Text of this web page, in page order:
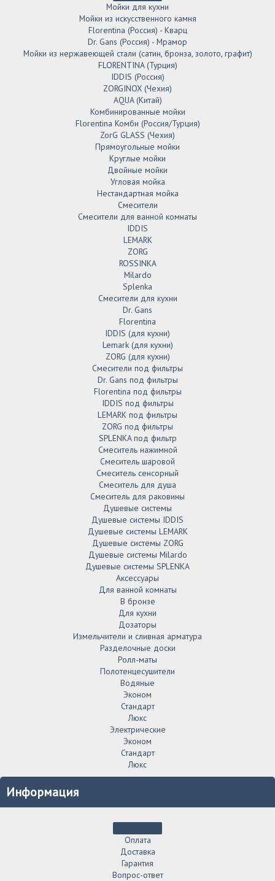
Мойки для кухни
Мойки из искусственного камня
Florentina (Россия) - Кварц
Dr. Gans (Россия) - Мрамор
Мойки из нержавеющей стали (сатин, бронза, золото, графит)
FLORENTINA (Турция)
IDDIS (Россия)
ZORGINOX (Чехия)
AQUA (Китай)
Комбинированные мойки
Florentina Комби (Россия/Турция)
ZorG GLASS (Чехия)
Прямоугольные мойки
Круглые мойки
Двойные мойки
Угловая мойка
Нестандартная мойка
Смесители
Смесители для ванной комнаты
IDDIS
LEMARK
ZORG
ROSSINKA
Milardo
Splenka
Смесители для кухни
Dr. Gans
Florentina
IDDIS (для кухни)
Lemark (для кухни)
ZORG (для кухни)
Смесители под фильтры
Dr. Gans под фильтры
Florentina под фильтры
IDDIS под фильтры
LEMARK под фильтры
ZORG под фильтры
SPLENKA под фильтр
Смеситель нажимной
Смеситель шаровой
Смеситель сенсорный
Смеситель для душа
Смеситель для раковины
Душевые системы
Душевые системы IDDIS
Душевые системы LEMARK
Душевые системы ZORG
Душевые системы Milardo
Душевые системы SPLENKA
Аксессуары
Для ванной комнаты
В бронзе
Для кухни
Дозаторы
Измельчители и сливная арматура
Разделочные доски
Ролл-маты
Полотенцесушители
Водяные
Эконом
Стандарт
Люкс
Электрические
Эконом
Стандарт
Люкс
Информация
Оплата
Доставка
Гарантия
Вопрос-ответ